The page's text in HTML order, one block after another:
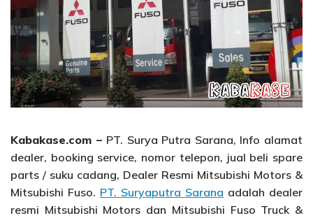
Kabakase.com – PT. Surya Putra Sarana, Info alamat
dealer, booking service, nomor telepon, jual beli spare
parts / suku cadang, Dealer Resmi Mitsubishi Motors &
Mitsubishi Fuso. PT. Suryaputra Sarana adalah dealer
resmi Mitsubishi Motors dan Mitsubishi Fuso Truck &